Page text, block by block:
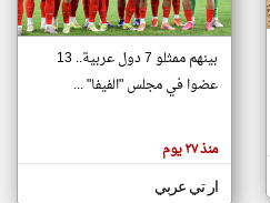
تغيير الدولة
اخبار جزر القمر على مدار الساعة
أهم اخبار جزر القمر العاجلة والمباشرة
بينهم ممثلو 7 دول عربية.. 13
عضوا في مجلس "الفيفا" ...
منذ ٢٧ يوم
ار تي عربي
klyoum.com